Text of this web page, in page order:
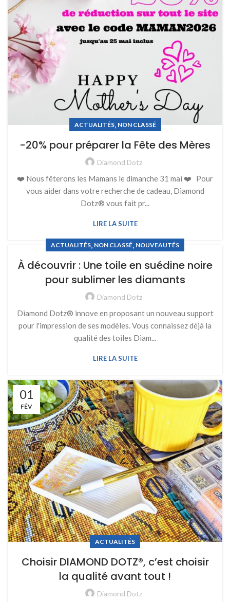
ACTUALITÉS, NON CLASSÉ
-20% pour préparer la Fête des Mères
Diamond Dotz
❤️ Nous fêterons les Mamans le dimanche 31 mai ❤️ Pour
vous aider dans votre recherche de cadeau, Diamond
Dotz® vous fait pr...
LIRE LA SUITE
ACTUALITÉS, NON CLASSÉ, NOUVEAUTÉS
À découvrir : Une toile en suédine noire
pour sublimer les diamants
Diamond Dotz
Diamond Dotz® innove en proposant un nouveau support
pour l'impression de ses modèles. Vous connaissez déjà la
qualité des toiles Diam...
LIRE LA SUITE
01
FÉV
ACTUALITÉS
Choisir DIAMOND DOTZ®, c’est choisir
la qualité avant tout !
Diamond Dotz